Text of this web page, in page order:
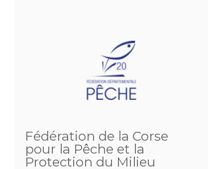
Fédération de la Corse
pour la Pêche et la
Protection du Milieu